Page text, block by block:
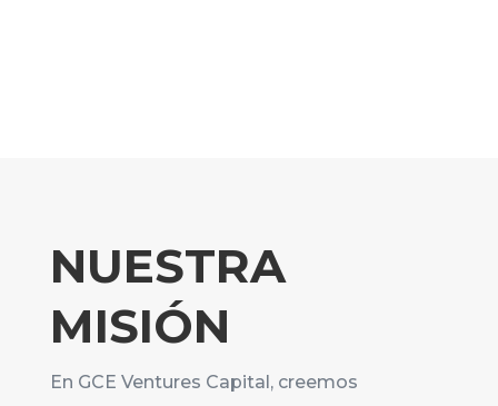
NUESTRA
MISIÓN
En GCE Ventures Capital, creemos